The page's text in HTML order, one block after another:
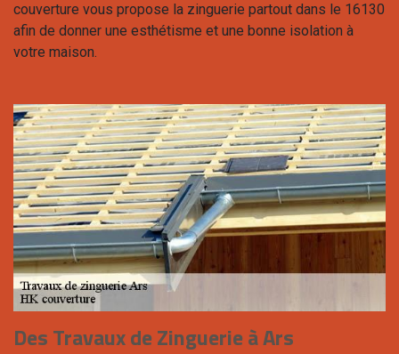
couverture vous propose la zinguerie partout dans le 16130
afin de donner une esthétisme et une bonne isolation à
votre maison.
Des Travaux de Zinguerie à Ars